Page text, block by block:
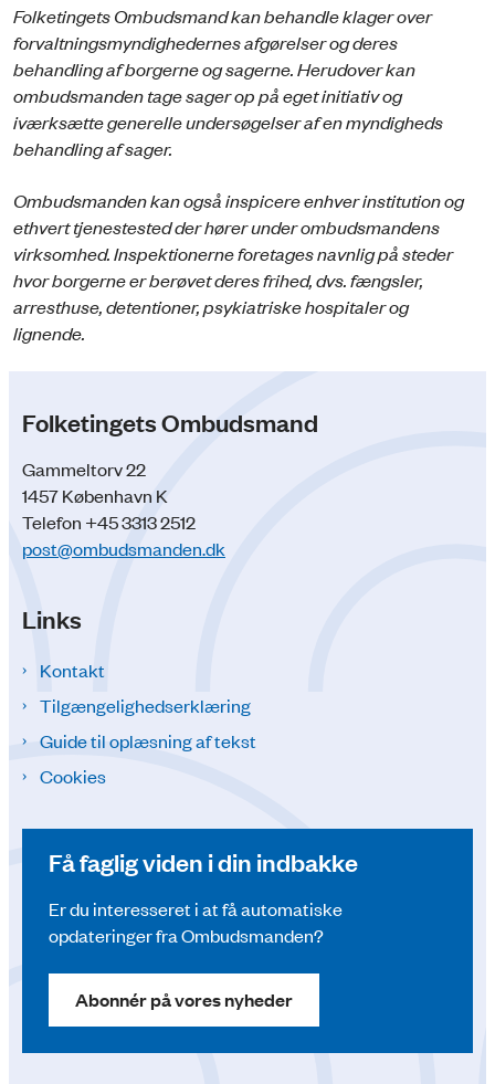
Folketingets Ombudsmandkan behandle klager over
forvaltningsmyndighedernes afgørelser og deres
behandling af borgerne og sagerne. Herudover kan
ombudsmanden tage sager op på eget initiativ og
iværksætte generelle undersøgelser af en myndigheds
behandling af sager.
Ombudsmanden kan også inspicere enhver institution og
ethvert tjenestested der hører under ombudsmandens
virksomhed. Inspektionerne foretages navnlig på steder
hvor borgerne er berøvet deres frihed, dvs. fængsler,
arresthuse, detentioner, psykiatriske hospitaler og
lignende.
Folketingets Ombudsmand
Gammeltorv 22
1457 København K
Telefon +45 3313 2512
post@ombudsmanden.dk
Links
Kontakt
Tilgængelighedserklæring
Guide til oplæsning af tekst
Cookies
Få faglig viden i din indbakke
Er du interesseret i at få automatiske
opdateringer fra Ombudsmanden?
Abonnér på vores nyheder